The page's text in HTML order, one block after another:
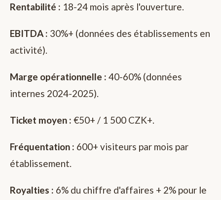
Rentabilité : 18-24 mois après l'ouverture.
EBITDA : 30%+ (données des établissements en
activité).
Marge opérationnelle : 40-60% (données
internes 2024-2025).
Ticket moyen : €50+ / 1 500 CZK+.
Fréquentation : 600+ visiteurs par mois par
établissement.
Royalties : 6% du chiffre d'affaires + 2% pour le